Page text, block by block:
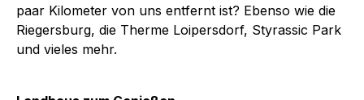
paar Kilometer von uns entfernt ist? Ebenso wie die
Riegersburg, die Therme Loipersdorf, Styrassic Park
und vieles mehr.